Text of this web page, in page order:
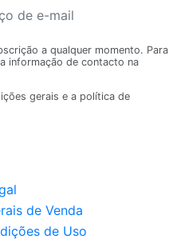
a qualquer momento. Para
informação de contacto na
gerais e a política de
de Venda
de Uso